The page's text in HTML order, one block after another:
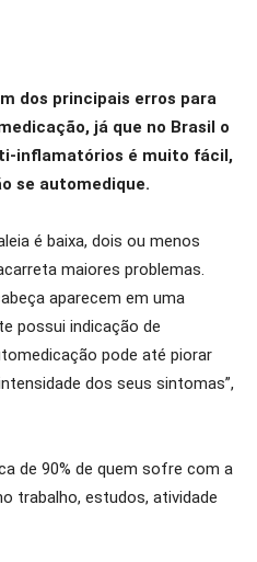
dos principais erros para
já que no Brasil o
inflamatórios é muito fácil,
se automedique.
é baixa, dois ou menos
maiores problemas.
aparecem em uma
possui indicação de
pode até piorar
dos seus sintomas”,
de 90% de quem sofre com a
trabalho, estudos, atividade